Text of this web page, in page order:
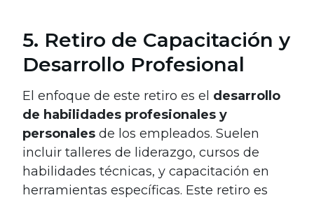
5. Retiro de Capacitación y
Desarrollo Profesional
El enfoque de este retiro es el desarrollo
de habilidades profesionales y
personales de los empleados. Suelen
incluir talleres de liderazgo, cursos de
habilidades técnicas, y capacitación en
herramientas específicas. Este retiro es